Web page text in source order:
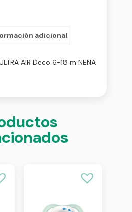
adicional
AIR Deco 6-18 m NENA